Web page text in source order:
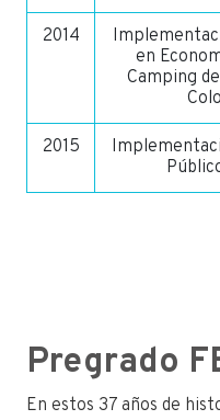
2014
en
Camping
2015
Pregrado
En estos 37 años de